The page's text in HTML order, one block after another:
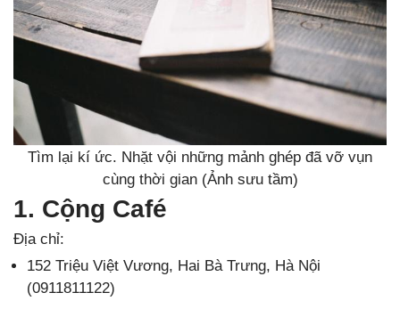
Tìm lại kí ức. Nhặt vội những mảnh ghép đã vỡ vụn
cùng thời gian (Ảnh sưu tầm)
1. Cộng Café
Địa chỉ:
152 Triệu Việt Vương, Hai Bà Trưng, Hà Nội
(0911811122)